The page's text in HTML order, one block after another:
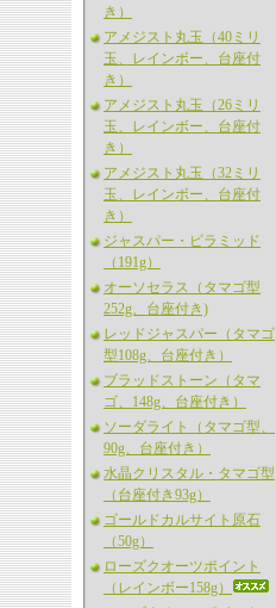
き）
アメジスト丸玉（40ミリ
玉、レインボー、台座付
き）
アメジスト丸玉（26ミリ
玉、レインボー、台座付
き）
アメジスト丸玉（32ミリ
玉、レインボー、台座付
き）
ジャスパー・ピラミッド
（191g）
オーソセラス（タマゴ型
252g、台座付き)
レッドジャスパー（タマゴ
型108g、台座付き）
ブラッドストーン（タマ
ゴ、148g、台座付き）
ソーダライト（タマゴ型、
90g、台座付き）
水晶クリスタル・タマゴ型
（台座付き93g）
ゴールドカルサイト原石
（50g）
ローズクオーツポイント
（レインボー158g）